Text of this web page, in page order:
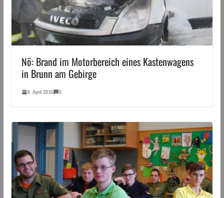
Nö: Brand im Motorbereich eines Kastenwagens
in Brunn am Gebirge
6. April 2016 0